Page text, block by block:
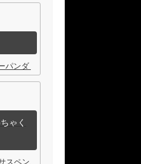
パンダ ｜Disney (ディズニープラス）
ゃく
スペンス・ノワール】韓国至上の《